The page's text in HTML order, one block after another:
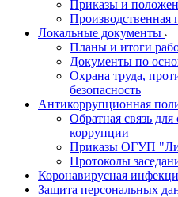
Приказы и
Производственная
Локальные документы
Планы и итоги
Документы по
Охрана труда,
безопасность
Антикоррупционная
Обратная связь
коррупции
Приказы ОГУП
Протоколы
Коронавирусная
Защита персональных